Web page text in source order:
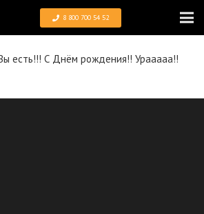
8 800 700 54 52
есть!!! С Днём рождения!! Урааааа!!